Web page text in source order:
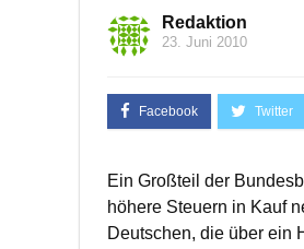
Redaktion
23. Juni 2010
Ein Großteil der
höhere Steuern in Kauf
Deutschen, die über ein